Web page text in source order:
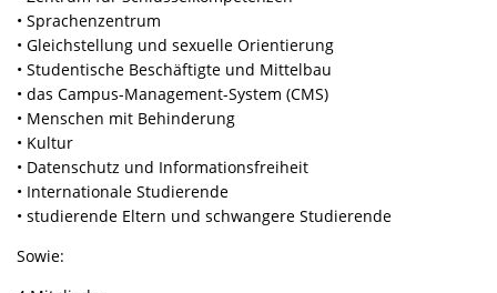
• Sprachenzentrum
• Gleichstellung und sexuelle Orientierung
• Studentische Beschäftigte und Mittelbau
• das Campus-Management-System (CMS)
• Menschen mit Behinderung
• Kultur
• Datenschutz und Informationsfreiheit
• Internationale Studierende
• studierende Eltern und schwangere Studierende
Sowie: